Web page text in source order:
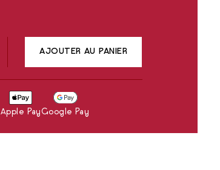
AJOUTER AU PANIER
Apple PayGoogle Pay